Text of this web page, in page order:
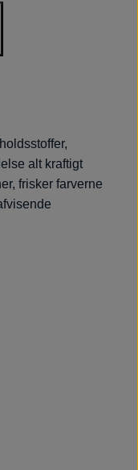
alt kraftigt
frisker farverne